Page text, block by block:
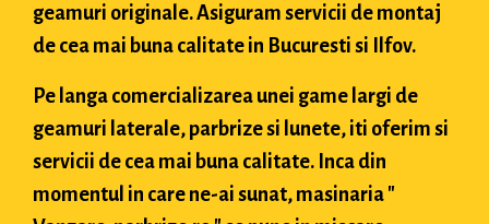
geamuri originale. Asiguram servicii de montaj
de cea mai buna calitate in Bucuresti si Ilfov.
Pe langa comercializarea unei game largi de
geamuri laterale, parbrize si lunete, iti oferim si
servicii de cea mai buna calitate. Inca din
momentul in care ne-ai sunat, masinaria "